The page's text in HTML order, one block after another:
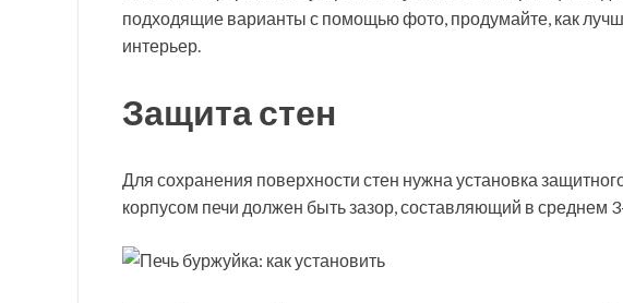
подходящие варианты с помощью фото, продумайте, как
интерьер.
Защита стен
Для сохранения поверхности стен нужна установка
корпусом печи должен быть зазор, составляющий в среднем